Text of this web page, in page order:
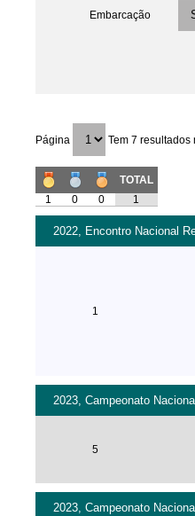
Embarcação
Página Tem 7 resultados
TOTAL
1
0 0 1
2022, Encontro Nacional
1
2023, Campeonato
5
2023, Campeonato